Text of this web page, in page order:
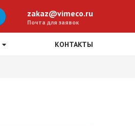
zakaz@vimeco.ru
Почта для заявок
КОНТАКТЫ